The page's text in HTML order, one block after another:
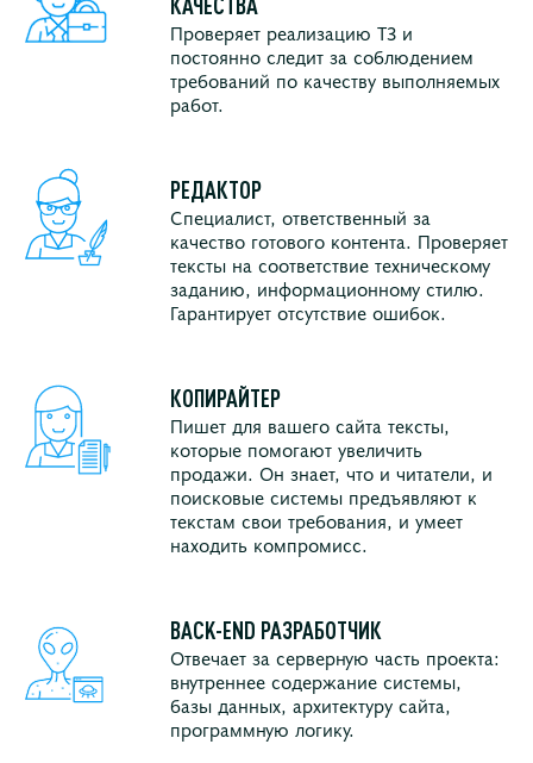
Проверяет реализацию ТЗ и
постоянно следит за соблюдением
требований по качеству выполняемых
работ.
РЕДАКТОР
Специалист, ответственный за
качество готового контента. Проверяет
тексты на соответствие техническому
заданию, информационному стилю.
Гарантирует отсутствие ошибок.
КОПИРАЙТЕР
Пишет для вашего сайта тексты,
которые помогают увеличить
продажи. Он знает, что и читатели, и
поисковые системы предъявляют к
текстам свои требования, и умеет
находить компромисс.
BACK-END РАЗРАБОТЧИК
Отвечает за серверную часть проекта:
внутреннее содержание системы,
базы данных, архитектуру сайта,
программную логику.